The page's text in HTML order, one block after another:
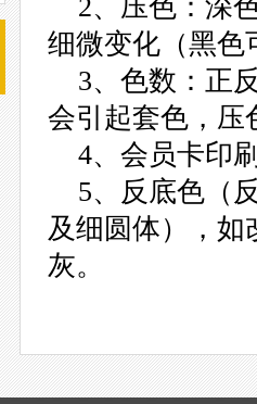
2、压色：深
细微变化（黑色
3、色数：正
会引起套色，压
4、会员卡印
5、反底色（
及细圆体），如
灰。